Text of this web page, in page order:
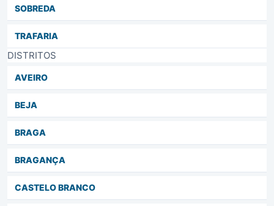
SOBREDA
TRAFARIA
DISTRITOS
AVEIRO
BEJA
BRAGA
BRAGANÇA
CASTELO BRANCO